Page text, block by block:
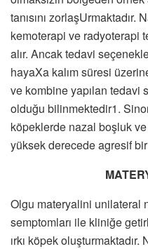
tanısını
kemoterapi ve radyoterapi
alır. Ancak tedavi
hayaXa kalım süresi
ve kombine yapılan tedavi
olduğu bilinmektedir1.
köpeklerde nazal boşluk
yüksek derecede agresif
Olgu materyalini unilateral
semptomları ile kliniğe
ırkı köpek